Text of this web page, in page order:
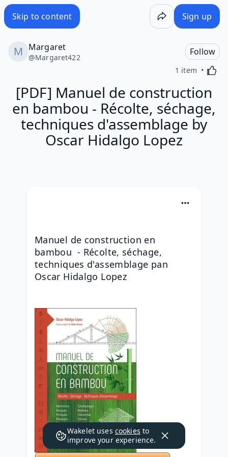
Skip to content Sign up
Margaret
@Margaret422
Follow
1 item
[PDF] Manuel de construction
en bambou - Récolte, séchage,
techniques d'assemblage by
Oscar Hidalgo Lopez
Manuel de construction en
bambou  - Récolte, séchage,
techniques d'assemblage pan
Oscar Hidalgo Lopez
Wakelet uses cookies to
improve your experience.